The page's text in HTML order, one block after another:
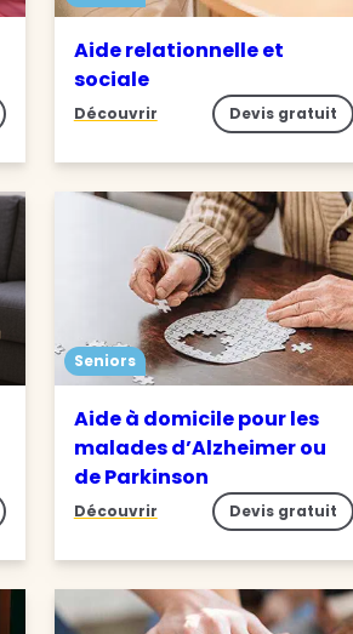
Aide relationnelle et
sociale
Découvrir Devis gratuit
Seniors
Aide à domicile pour les
malades d’Alzheimer ou
de Parkinson
Découvrir Devis gratuit